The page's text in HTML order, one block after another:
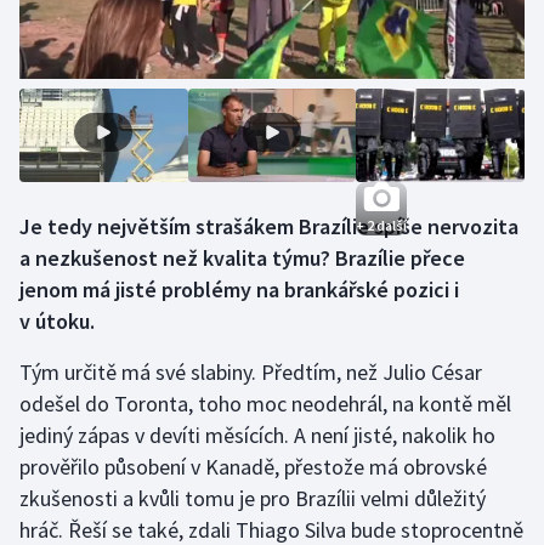
+ 2 další
Je tedy největším strašákem Brazílie spíše nervozita
a nezkušenost než kvalita týmu? Brazílie přece
jenom má jisté problémy na brankářské pozici i
v útoku.
Tým určitě má své slabiny. Předtím, než Julio César
odešel do Toronta, toho moc neodehrál, na kontě měl
jediný zápas v devíti měsících. A není jisté, nakolik ho
prověřilo působení v Kanadě, přestože má obrovské
zkušenosti a kvůli tomu je pro Brazílii velmi důležitý
hráč. Řeší se také, zdali Thiago Silva bude stoprocentně